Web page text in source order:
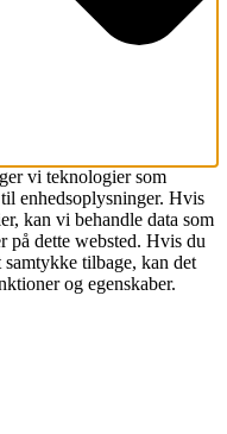
vi teknologier som
enhedsoplysninger. Hvis
kan vi behandle data som
dette websted. Hvis du
tilbage, kan det
og egenskaber.